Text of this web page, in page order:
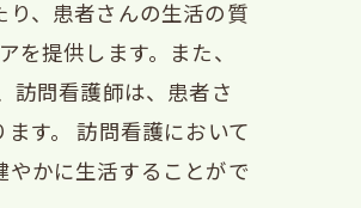
、患者さんの生活の質
提供します。また、
訪問看護師は、患者さ
す。 訪問看護において
やかに生活することがで